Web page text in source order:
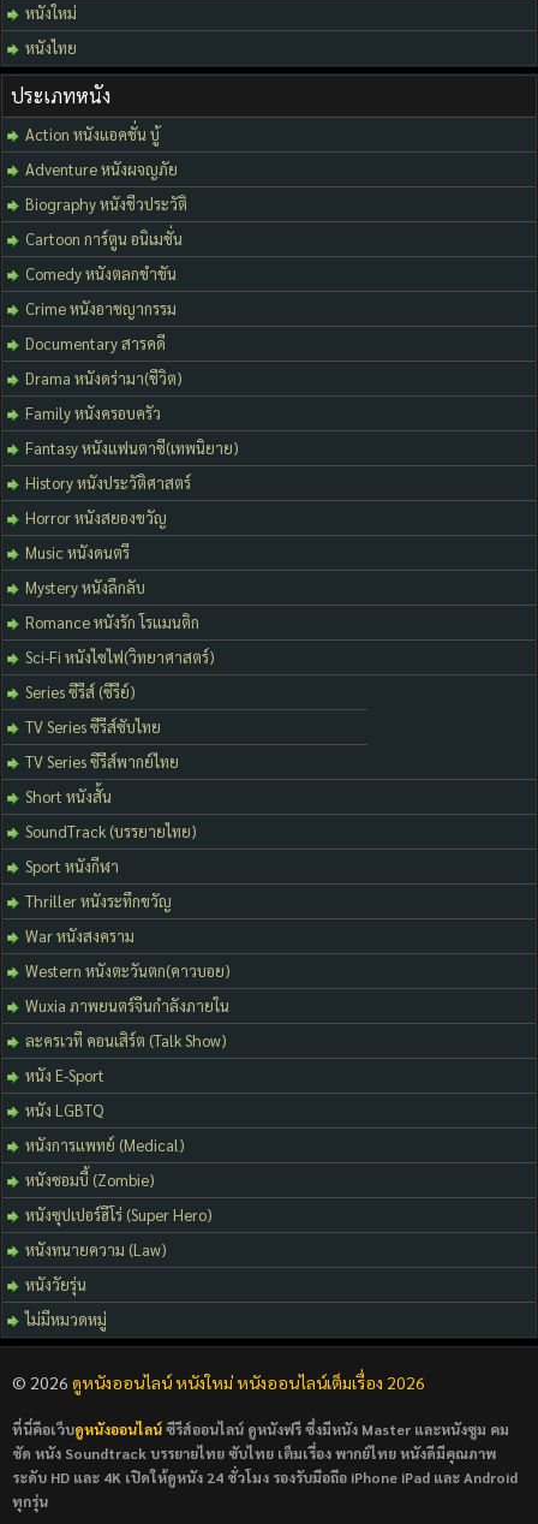
หนังใหม่
หนังไทย
ประเภทหนัง
Action หนังแอคชั่น บู้
Adventure หนังผจญภัย
Biography หนังชีวประวัติ
Cartoon การ์ตูน อนิเมชั่น
Comedy หนังตลกขำขัน
Crime หนังอาชญากรรม
Documentary สารคดี
Drama หนังดร่ามา(ชีวิต)
Family หนังครอบครัว
Fantasy หนังแฟนตาซี(เทพนิยาย)
History หนังประวัติศาสตร์
Horror หนังสยองขวัญ
Music หนังดนตรี
Mystery หนังลึกลับ
Romance หนังรัก โรแมนติก
Sci-Fi หนังไซไฟ(วิทยาศาสตร์)
Series ซีรีส์ (ซีรีย์)
TV Series ซีรีส์ซับไทย
TV Series ซีรีส์พากย์ไทย
Short หนังสั้น
SoundTrack (บรรยายไทย)
Sport หนังกีฬา
Thriller หนังระทึกขวัญ
War หนังสงคราม
Western หนังตะวันตก(คาวบอย)
Wuxia ภาพยนตร์จีนกำลังภายใน
ละครเวที คอนเสิร์ต (Talk Show)
หนัง E-Sport
หนัง LGBTQ
หนังการแพทย์ (Medical)
หนังซอมบี้ (Zombie)
หนังซุปเปอร์ฮีโร่ (Super Hero)
หนังทนายความ (Law)
หนังวัยรุ่น
ไม่มีหมวดหมู่
© 2026 ดูหนังออนไลน์ หนังใหม่ หนังออนไลน์เต็มเรื่อง 2026
ที่นี่คือเว็บดูหนังออนไลน์ซีรีส์ออนไลน์ ดูหนังฟรี ซึ่งมีหนัง Master และหนังซูม คม
ชัด หนัง Soundtrack บรรยายไทย ซับไทย เต็มเรื่อง พากย์ไทย หนังดีมีคุณภาพ
ระดับ HD และ 4K เปิดให้ดูหนัง 24 ชั่วโมง รองรับมือถือ iPhone iPad และ Android
ทุกรุ่น